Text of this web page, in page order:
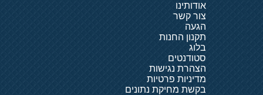
אודותינו
צור קשר
הגעה
תקנון החנות
בלוג
סטודנטים
הצהרת נגישות
מדיניות פרטיות
בקשת מחיקת נתונים